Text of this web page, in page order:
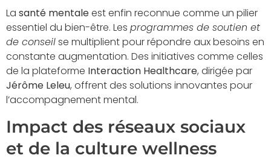
La santé mentaleest enfin reconnue comme un pilier
essentiel du bien-être. Les programmes de soutien et
de conseilse multiplient pour répondre aux besoins en
constante augmentation. Des initiatives comme celles
de la plateforme Interaction Healthcare, dirigée par
Jérôme Leleu, offrent des solutions innovantes pour
l’accompagnement mental.
Impact des réseaux sociaux
et de la culture wellness